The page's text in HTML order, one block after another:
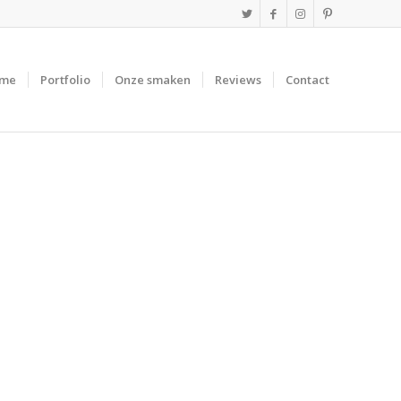
Portfolio Onze smaken Reviews Contact